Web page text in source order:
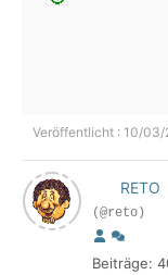
Veröffentlicht : 10/03/
RETO
(@reto)
Beiträge: